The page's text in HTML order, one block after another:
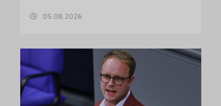
05.08.2026